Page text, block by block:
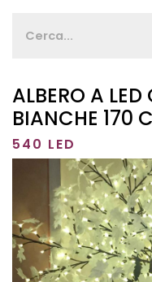
ALBERO A
BIANCHE 170
540 LED